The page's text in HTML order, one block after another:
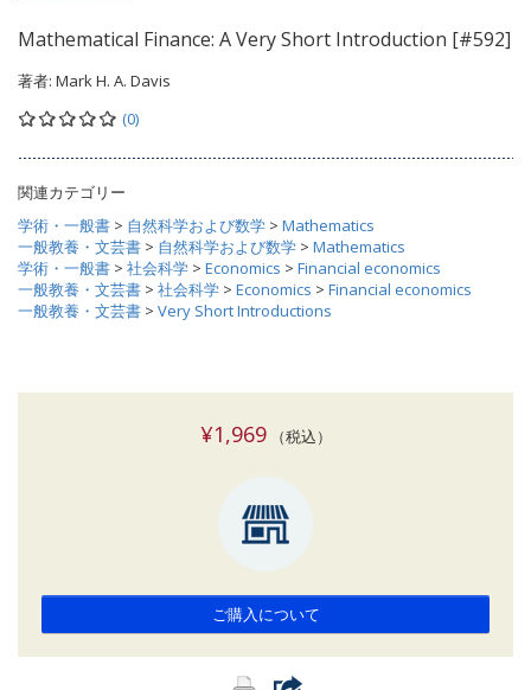
Mathematical Finance: A Very Short Introduction [#592]
著者: Mark H. A. Davis
(0)
関連カテゴリー
学術・一般書 > 自然科学および数学 > Mathematics
一般教養・文芸書 > 自然科学および数学 > Mathematics
学術・一般書 > 社会科学 > Economics > Financial economics
一般教養・文芸書 > 社会科学 > Economics > Financial economics
一般教養・文芸書 > Very Short Introductions
¥1,969（税込）
ご購入について